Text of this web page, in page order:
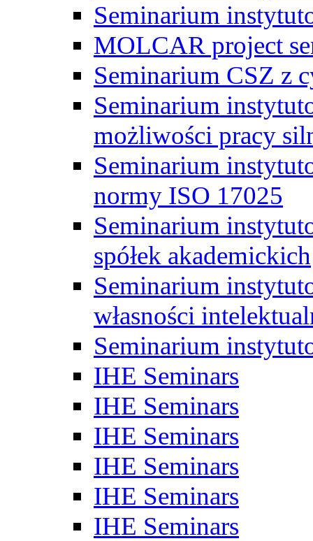
Seminarium
MOLCAR project
Seminarium CSZ z
Seminarium
możliwości pracy
Seminarium
normy ISO 17025
Seminarium
spółek akademickich
Seminarium
własności
Seminarium
IHE Seminars
IHE Seminars
IHE Seminars
IHE Seminars
IHE Seminars
IHE Seminars